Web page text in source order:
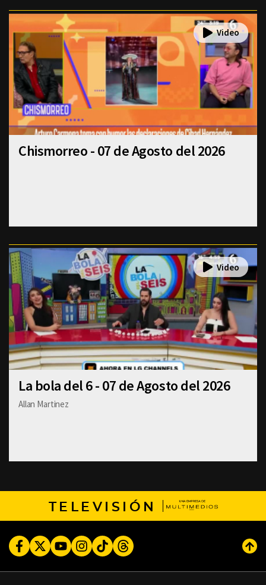
Chismorreo - 07 de Agosto del 2026
La bola del 6 - 07 de Agosto del 2026
Allan Martinez
TELEVISIÓN
FacebookTwitterYoutubeInstagram
TikTokThreads